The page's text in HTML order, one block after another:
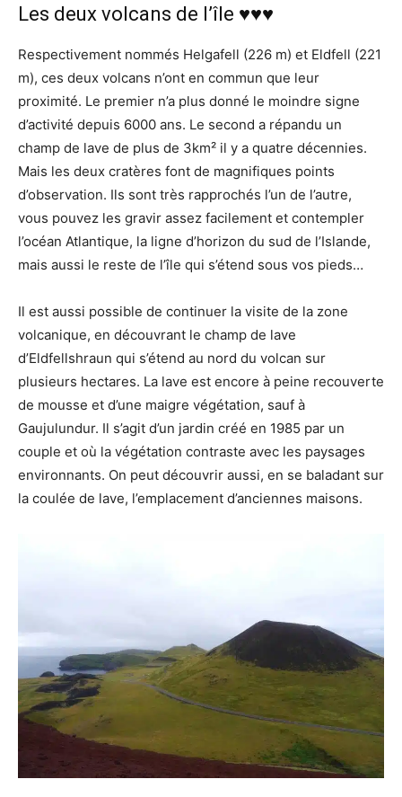
Les deux volcans de l’île ♥♥♥
Respectivement nommés Helgafell (226 m) et Eldfell (221
m), ces deux volcans n’ont en commun que leur
proximité. Le premier n’a plus donné le moindre signe
d’activité depuis 6000 ans. Le second a répandu un
champ de lave de plus de 3km² il y a quatre décennies.
Mais les deux cratères font de magnifiques points
d’observation. Ils sont très rapprochés l’un de l’autre,
vous pouvez les gravir assez facilement et contempler
l’océan Atlantique, la ligne d’horizon du sud de l’Islande,
mais aussi le reste de l’île qui s’étend sous vos pieds…
Il est aussi possible de continuer la visite de la zone
volcanique, en découvrant le champ de lave
d’Eldfellshraun qui s’étend au nord du volcan sur
plusieurs hectares. La lave est encore à peine recouverte
de mousse et d’une maigre végétation, sauf à
Gaujulundur. Il s’agit d’un jardin créé en 1985 par un
couple et où la végétation contraste avec les paysages
environnants. On peut découvrir aussi, en se baladant sur
la coulée de lave, l’emplacement d’anciennes maisons.